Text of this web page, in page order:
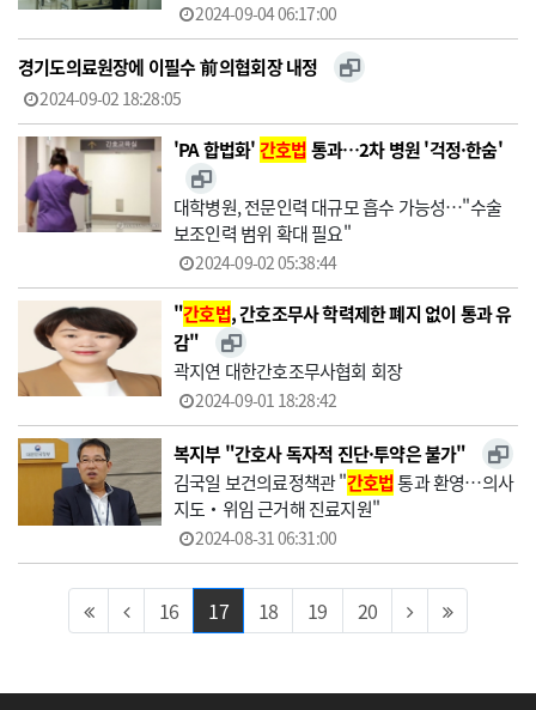
2024-09-04 06:17:00
경기도의료원장에 이필수 前 의협회장 내정
2024-09-02 18:28:05
'PA 합법화'간호법통과…2차 병원 '걱정·한숨'
대학병원, 전문인력 대규모 흡수 가능성…"수술
보조인력 범위 확대 필요"
2024-09-02 05:38:44
"간호법, 간호조무사 학력제한 폐지 없이 통과 유
감"
곽지연 대한간호조무사협회 회장
2024-09-01 18:28:42
복지부 "간호사 독자적 진단·투약은 불가"
김국일 보건의료정책관 "간호법통과 환영…의사
지도‧위임 근거해 진료지원"
2024-08-31 06:31:00
16 17 18 19 20